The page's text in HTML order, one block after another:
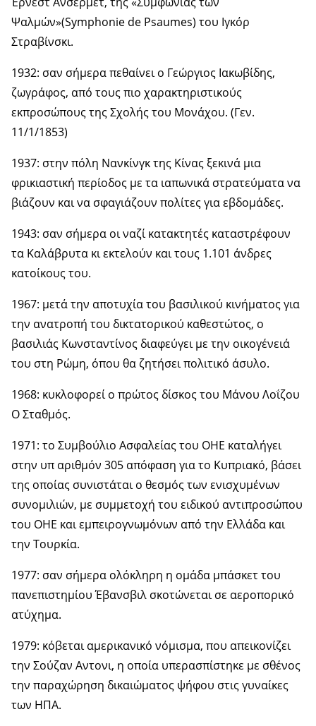
Ψαλμών»(Symphonie de Psaumes) του Ιγκόρ
Στραβίνσκι.
1932: σαν σήμερα πεθαίνει ο Γεώργιος Ιακωβίδης,
ζωγράφος, από τους πιο χαρακτηριστικούς
εκπροσώπους της Σχολής του Μονάχου. (Γεν.
11/1/1853)
1937: στην πόλη Νανκίνγκ της Κίνας ξεκινά μια
φρικιαστική περίοδος με τα ιαπωνικά στρατεύματα να
βιάζουν και να σφαγιάζουν πολίτες για εβδομάδες.
1943: σαν σήμερα οι ναζί κατακτητές καταστρέφουν
τα Καλάβρυτα κι εκτελούν και τους 1.101 άνδρες
κατοίκους του.
1967: μετά την αποτυχία του βασιλικού κινήματος για
την ανατροπή του δικτατορικού καθεστώτος, ο
βασιλιάς Κωνσταντίνος διαφεύγει με την οικογένειά
του στη Ρώμη, όπου θα ζητήσει πολιτικό άσυλο.
1968: κυκλοφορεί ο πρώτος δίσκος του Μάνου Λοΐζου
Ο Σταθμός.
1971: το Συμβούλιο Ασφαλείας του ΟΗΕ καταλήγει
στην υπ αριθμόν 305 απόφαση για το Κυπριακό, βάσει
της οποίας συνιστάται ο θεσμός των ενισχυμένων
συνομιλιών, με συμμετοχή του ειδικού αντιπροσώπου
του ΟΗΕ και εμπειρογνωμόνων από την Ελλάδα και
την Τουρκία.
1977: σαν σήμερα ολόκληρη η ομάδα μπάσκετ του
πανεπιστημίου Έβανσβιλ σκοτώνεται σε αεροπορικό
ατύχημα.
1979: κόβεται αμερικανικό νόμισμα, που απεικονίζει
την Σούζαν Αντονι, η οποία υπερασπίστηκε με σθένος
την παραχώρηση δικαιώματος ψήφου στις γυναίκες
των ΗΠΑ.